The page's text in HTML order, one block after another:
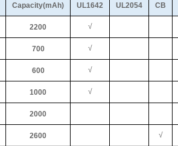
Capacity(mAh) UL1642 UL2054 CB
2200 √
700 √
600 √
1000 √
2000
2600 √